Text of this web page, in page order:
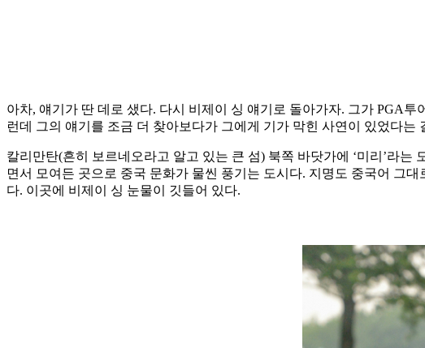
아차, 얘기가 딴 데로 샜다. 다시 비제이 싱 얘기로 돌아가자. 그가 PGA
런데 그의 얘기를 조금 더 찾아보다가 그에게 기가 막힌 사연이 있었다
칼리만탄(흔히 보르네오라고 알고 있는 큰 섬) 북쪽 바닷가에 ‘미리’라는
면서 모여든 곳으로 중국 문화가 물씬 풍기는 도시다. 지명도 중국어 그
다. 이곳에 비제이 싱 눈물이 깃들어 있다.